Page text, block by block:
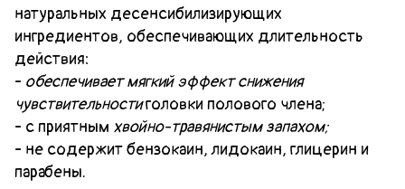
натуральных десенсибилизирующих
ингредиентов, обеспечивающих длительность
действия:
- обеспечивает мягкий эффект снижения
чувствительностиголовки полового члена;
- с приятным хвойно-травянистым запахом;
- не содержит бензокаин, лидокаин, глицерин и
парабены.